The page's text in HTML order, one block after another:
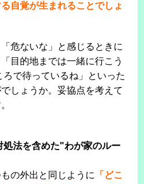
自覚が生まれることでしょ
危ないな」と感じるときに
目的地までは一緒に行こう
で待っているね」といった
しょうか。妥協点を考えて
法を含めた"わが家のルー
の外出と同じように 「どこ